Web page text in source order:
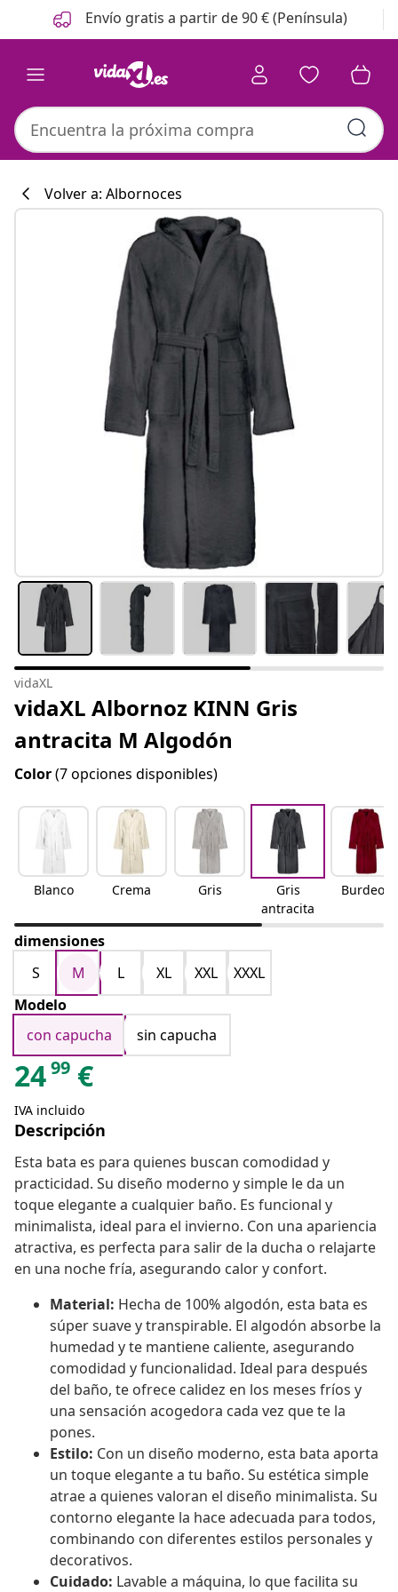
Anterior
Siguiente Envío gratis a partir de 90 € (Península)
#sharemevidaxl
Volver a: Albornoces
vidaXL
vidaXL Albornoz KINN Gris
antracita M Algodón
Color(7 opciones disponibles)
Blanco Crema Gris
Gris
antracita
Burdeos
dimensiones
S
M L XL XXL
XXXL
Modelo
con capucha
sin capucha
2499 €
IVA incluido
Descripción
Esta bata es para quienes buscan comodidad y
practicidad. Su diseño moderno y simple le da un
toque elegante a cualquier baño. Es funcional y
minimalista, ideal para el invierno. Con una apariencia
atractiva, es perfecta para salir de la ducha o relajarte
en una noche fría, asegurando calor y confort.
Material: Hecha de 100% algodón, esta bata es
súper suave y transpirable. El algodón absorbe la
humedad y te mantiene caliente, asegurando
comodidad y funcionalidad. Ideal para después
del baño, te ofrece calidez en los meses fríos y
una sensación acogedora cada vez que te la
pones.
Estilo: Con un diseño moderno, esta bata aporta
un toque elegante a tu baño. Su estética simple
atrae a quienes valoran el diseño minimalista. Su
contorno elegante la hace adecuada para todos,
combinando con diferentes estilos personales y
decorativos.
Cuidado: Lavable a máquina, lo que facilita su